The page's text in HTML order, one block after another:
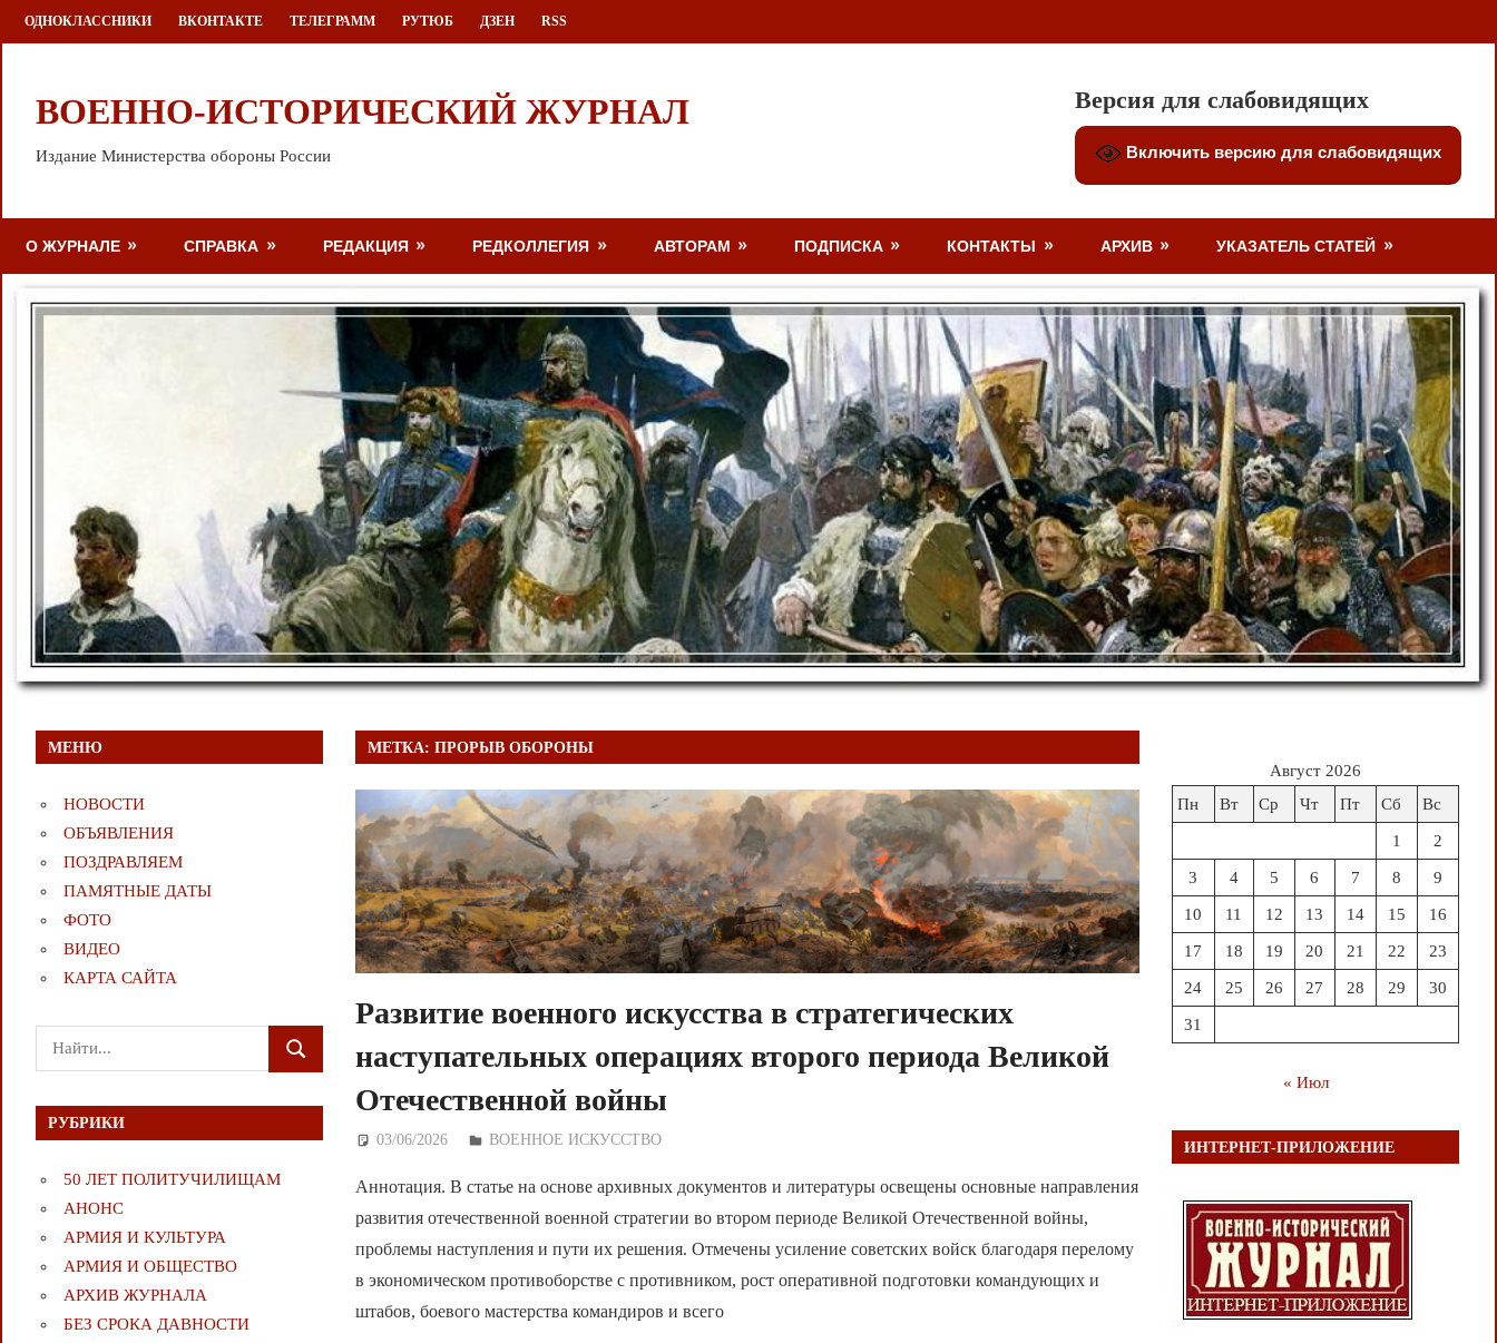
Перейти
к
ОДНОКЛАССНИКИ ВКОНТАКТЕ ТЕЛЕГРАММ РУТЮБ ДЗЕН RSS
ВОЕННО-ИСТОРИЧЕСКИЙ ЖУРНАЛ
Издание Министерства обороны России
Версия для слабовидящих
Включить версию для слабовидящих
О ЖУРНАЛЕ СПРАВКА РЕДАКЦИЯ РЕДКОЛЛЕГИЯ АВТОРАМ ПОДПИСКА КОНТАКТЫ АРХИВ УКАЗАТЕЛЬ СТАТЕЙ
МЕТКА:ПРОРЫВ ОБОРОНЫ
Развитие военного искусства в стратегических
наступательных операциях второго периода Великой
Отечественной войны
03/06/2026 Дежурный по Редакции
ВОЕННОЕ ИСКУССТВО
Аннотация. В статье на основе архивных документов и литературы освещены основные направления
развития отечественной военной стратегии во втором периоде Великой Отечественной войны,
проблемы наступления и пути их решения. Отмечены усиление советских войск благодаря перелому
в экономическом противоборстве с противником, рост оперативной подготовки командующих и
штабов, боевого мастерства командиров и всего
МЕНЮ
НОВОСТИ
ОБЪЯВЛЕНИЯ
ПОЗДРАВЛЯЕМ
ПАМЯТНЫЕ ДАТЫ
ФОТО
ВИДЕО
КАРТА САЙТА
Поиск
для:
ПОИСК
РУБРИКИ
50 ЛЕТ ПОЛИТУЧИЛИЩАМ
АНОНС
АРМИЯ И КУЛЬТУРА
АРМИЯ И ОБЩЕСТВО
АРХИВ ЖУРНАЛА
БЕЗ СРОКА ДАВНОСТИ
Август 2026
Пн
Вт Ср Чт Пт Сб Вс
1 2
3 4 5 6 7 8 9
10 11 12 13 14 15 16
17 18 19 20 21 22 23
24 25 26 27 28 29 30
31
« Июл
ИНТЕРНЕТ-ПРИЛОЖЕНИЕ